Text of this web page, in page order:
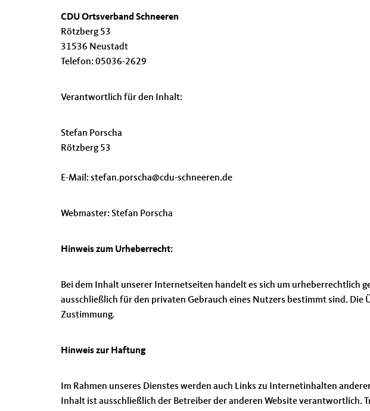
CDU Ortsverband Schneeren
Rötzberg 53
31536 Neustadt
Telefon: 05036-2629
Verantwortlich für den Inhalt:
Stefan Porscha
Rötzberg 53
E-Mail: stefan.porscha@cdu-schneeren.de
Webmaster: Stefan Porscha
Hinweis zum Urheberrecht:
Bei dem Inhalt unserer Internetseiten handelt es sich um urheberrechtlich
ausschließlich für den privaten Gebrauch eines Nutzers bestimmt sind.
Zustimmung.
Hinweis zur Haftung
Im Rahmen unseres Dienstes werden auch Links zu Internetinhalten
Inhalt ist ausschließlich der Betreiber der anderen Website verantwortlich.